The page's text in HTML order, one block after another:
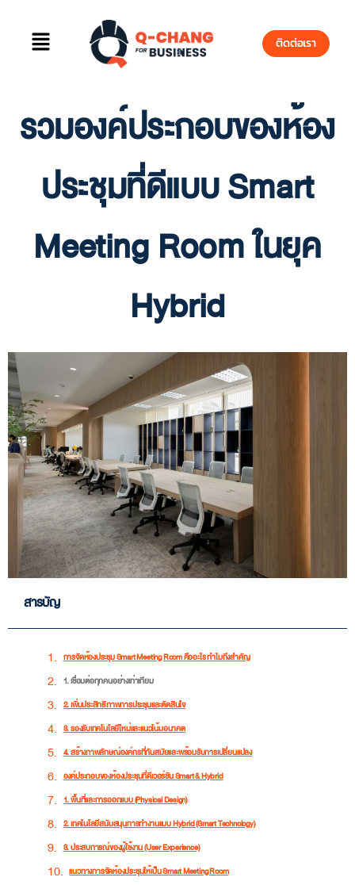
ติดต่อเรา
รวมองค์ประกอบของห้อง
ประชุมที่ดีแบบ Smart
Meeting Room ในยุค
Hybrid
สารบัญ
การจัดห้องประชุม Smart Meeting Room คืออะไร ทำไมถึงสำคัญ
1. เชื่อมต่อทุกคนอย่างเท่าเทียม
2. เพิ่มประสิทธิภาพการประชุมและตัดสินใจ
3. รองรับเทคโนโลยีใหม่และแนวโน้มอนาคต
4. สร้างภาพลักษณ์องค์กรที่ทันสมัยและพร้อมรับการเปลี่ยนแปลง
องค์ประกอบของห้องประชุมที่ดีเวอร์ชัน Smart & Hybrid
1. พื้นที่และการออกแบบ (Physical Design)
2. เทคโนโลยีสนับสนุนการทำงานแบบ Hybrid (Smart Technology)
3. ประสบการณ์ของผู้ใช้งาน (User Experience)
แนวทางการจัดห้องประชุมให้เป็น Smart Meeting Room